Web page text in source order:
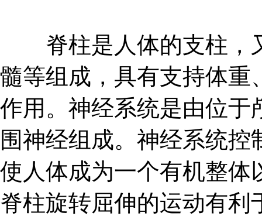
脊柱是人体的支柱，
髓等组成，具有支持体重
作用。神经系统是由位于
围神经组成。神经系统
使人体成为一个有机整体
脊柱旋转屈伸的运动有利